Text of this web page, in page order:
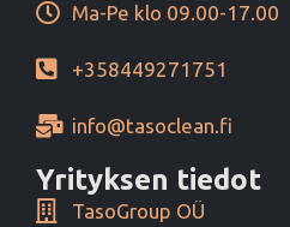
Ma-Pe klo 09.00-17.00
+358449271751
info@tasoclean.fi
Yrityksen tiedot
TasoGroup OÜ